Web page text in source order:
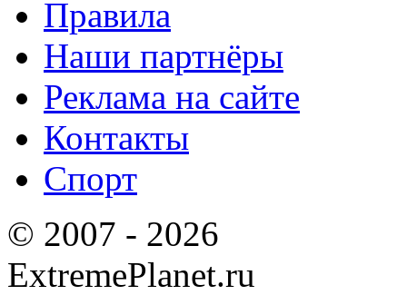
Правила
Наши партнёры
Реклама на сайте
Контакты
Спорт
© 2007 - 2026
ExtremePlanet.ru